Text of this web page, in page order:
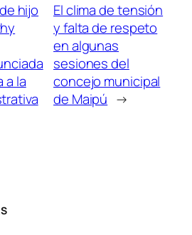
hijo
a la
El clima de tensión
y falta de respeto
en algunas
sesiones del
concejo municipal
de Maipú →